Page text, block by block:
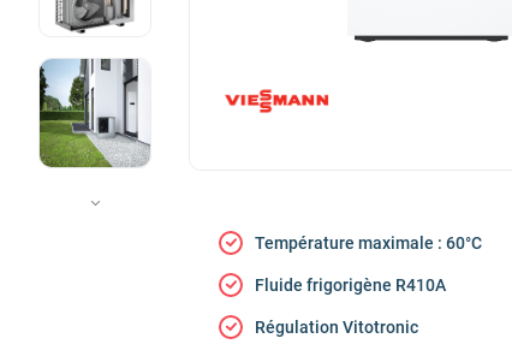
Température maximale : 60°C
Fluide frigorigène R410A
Régulation Vitotronic